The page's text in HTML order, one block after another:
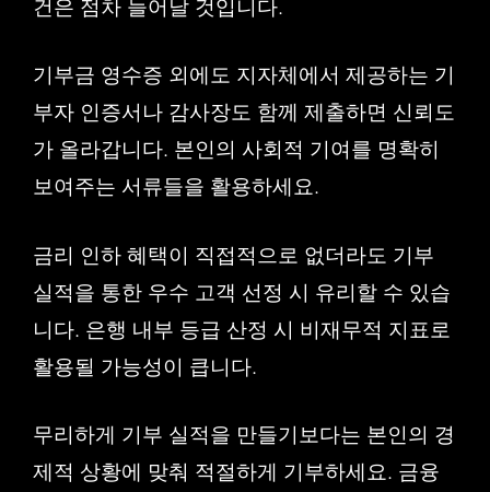
건은 점차 늘어날 것입니다.
기부금 영수증 외에도 지자체에서 제공하는 기
부자 인증서나 감사장도 함께 제출하면 신뢰도
가 올라갑니다. 본인의 사회적 기여를 명확히
보여주는 서류들을 활용하세요.
금리 인하 혜택이 직접적으로 없더라도 기부
실적을 통한 우수 고객 선정 시 유리할 수 있습
니다. 은행 내부 등급 산정 시 비재무적 지표로
활용될 가능성이 큽니다.
무리하게 기부 실적을 만들기보다는 본인의 경
제적 상황에 맞춰 적절하게 기부하세요. 금융